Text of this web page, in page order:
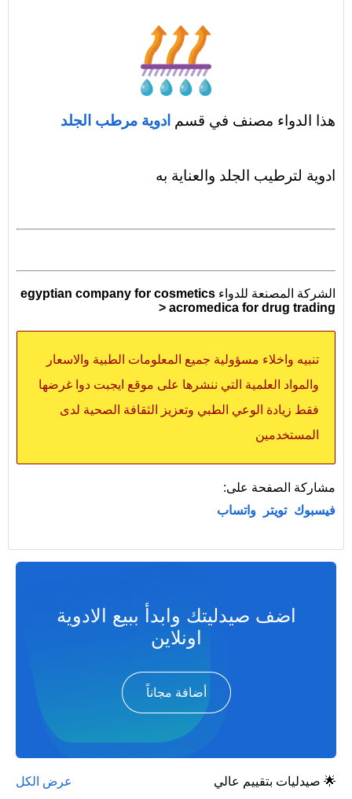
هذا الدواء مصنف في قسم ادوية مرطب الجلد
ادوية لترطيب الجلد والعناية به
الشركة المصنعة للدواء egyptian company for cosmetics
> acromedica for drug trading
تنبيه واخلاء مسؤولية جميع المعلومات الطبية والاسعار
والمواد العلمية التي ننشرها على موقع ايجبت دوا غرضها
فقط زيادة الوعي الطبي وتعزيز الثقافة الصحية لدى
المستخدمين
مشاركة الصفحة على:
فيسبوك تويتر واتساب
اضف صيدليتك وابدأ ببيع الادوية
اونلاين
أضافة مجاناً
🌟 صيدليات بتقييم عالي عرض الكل